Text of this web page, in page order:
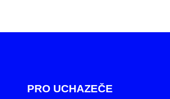
PRO UCHAZEČE